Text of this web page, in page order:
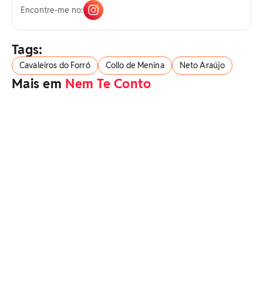
Encontre-me no:
Tags:
Cavaleiros do Forró Collo de Menina Neto Araújo
Mais em Nem Te Conto